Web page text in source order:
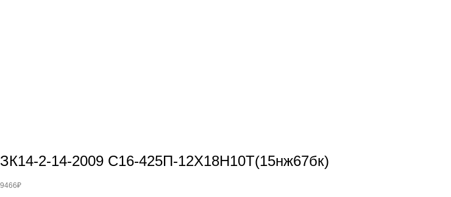
ЗК14-2-14-2009 С16-425П-12Х18Н10Т(15нж67бк)
9466₽